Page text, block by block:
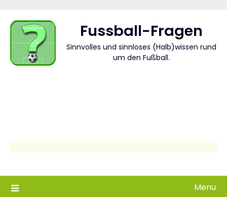
content
Fussball-Fragen
Sinnvolles und sinnloses (Halb)wissen rund
um den Fußball.
Menu